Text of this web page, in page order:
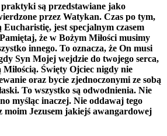
są przedstawiane jako
przez Watykan. Czas po tym,
jest specjalnym czasem
że w Bożym Miłości musimy
innego. To oznacza, że On musi
Syn Mojej wejdzie do twojego serca,
Miłością. Święty Ojciec nigdy nie
oraz bycie zjednoczonymi ze sobą
To wszystko są odwodnienia. Nie
myśląc inaczej. Nie oddawaj tego
moim Jezusem jakiejś awangardowej